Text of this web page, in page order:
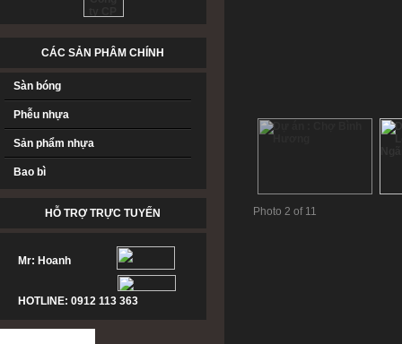
CÁC SẢN PHÂM CHÍNH
Sàn bóng
Phễu nhựa
Sản phẩm nhựa
Bao bì
HỖ TRỢ TRỰC TUYẾN
Mr: Hoanh
HOTLINE: 0912 113 363
Photo 2 of 11